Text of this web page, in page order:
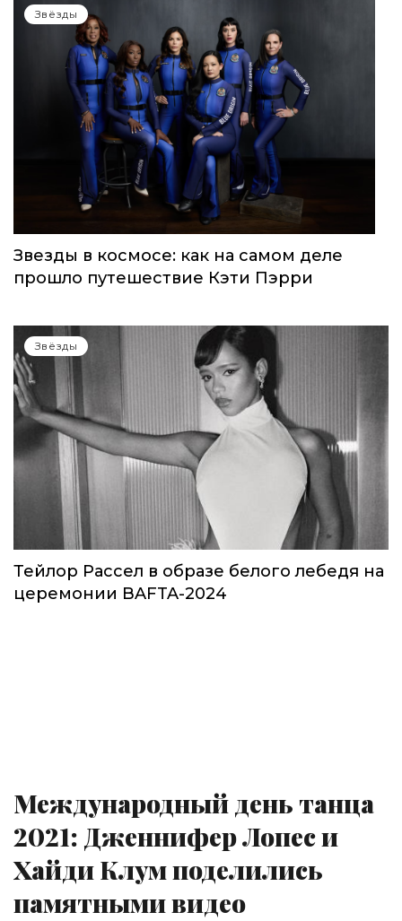
Звёзды
Звезды в космосе: как на самом деле
прошло путешествие Кэти Пэрри
Звёзды
Тейлор Рассел в образе белого лебедя на
церемонии BAFTA-2024
Международный день танца
2021: Дженнифер Лопес и
Хайди Клум поделились
памятными видео